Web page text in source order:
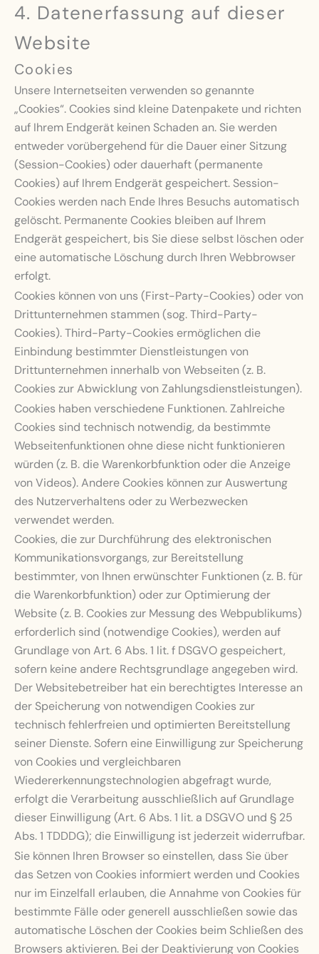
4. Datenerfassung auf dieser
Website
Cookies
Unsere Internetseiten verwenden so genannte
„Cookies“. Cookies sind kleine Datenpakete und richten
auf Ihrem Endgerät keinen Schaden an. Sie werden
entweder vorübergehend für die Dauer einer Sitzung
(Session-Cookies) oder dauerhaft (permanente
Cookies) auf Ihrem Endgerät gespeichert. Session-
Cookies werden nach Ende Ihres Besuchs automatisch
gelöscht. Permanente Cookies bleiben auf Ihrem
Endgerät gespeichert, bis Sie diese selbst löschen oder
eine automatische Löschung durch Ihren Webbrowser
erfolgt.
Cookies können von uns (First-Party-Cookies) oder von
Drittunternehmen stammen (sog. Third-Party-
Cookies). Third-Party-Cookies ermöglichen die
Einbindung bestimmter Dienstleistungen von
Drittunternehmen innerhalb von Webseiten (z. B.
Cookies zur Abwicklung von Zahlungsdienstleistungen).
Cookies haben verschiedene Funktionen. Zahlreiche
Cookies sind technisch notwendig, da bestimmte
Webseitenfunktionen ohne diese nicht funktionieren
würden (z. B. die Warenkorbfunktion oder die Anzeige
von Videos). Andere Cookies können zur Auswertung
des Nutzerverhaltens oder zu Werbezwecken
verwendet werden.
Cookies, die zur Durchführung des elektronischen
Kommunikationsvorgangs, zur Bereitstellung
bestimmter, von Ihnen erwünschter Funktionen (z. B. für
die Warenkorbfunktion) oder zur Optimierung der
Website (z. B. Cookies zur Messung des Webpublikums)
erforderlich sind (notwendige Cookies), werden auf
Grundlage von Art. 6 Abs. 1 lit. f DSGVO gespeichert,
sofern keine andere Rechtsgrundlage angegeben wird.
Der Websitebetreiber hat ein berechtigtes Interesse an
der Speicherung von notwendigen Cookies zur
technisch fehlerfreien und optimierten Bereitstellung
seiner Dienste. Sofern eine Einwilligung zur Speicherung
von Cookies und vergleichbaren
Wiedererkennungstechnologien abgefragt wurde,
erfolgt die Verarbeitung ausschließlich auf Grundlage
dieser Einwilligung (Art. 6 Abs. 1 lit. a DSGVO und § 25
Abs. 1 TDDDG); die Einwilligung ist jederzeit widerrufbar.
Sie können Ihren Browser so einstellen, dass Sie über
das Setzen von Cookies informiert werden und Cookies
nur im Einzelfall erlauben, die Annahme von Cookies für
bestimmte Fälle oder generell ausschließen sowie das
automatische Löschen der Cookies beim Schließen des
Browsers aktivieren. Bei der Deaktivierung von Cookies